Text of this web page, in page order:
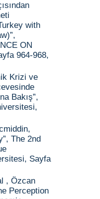
with
ON
964-968,
Krizi ve
Bakış”,
The 2nd
Sayfa
, Özcan
Perception